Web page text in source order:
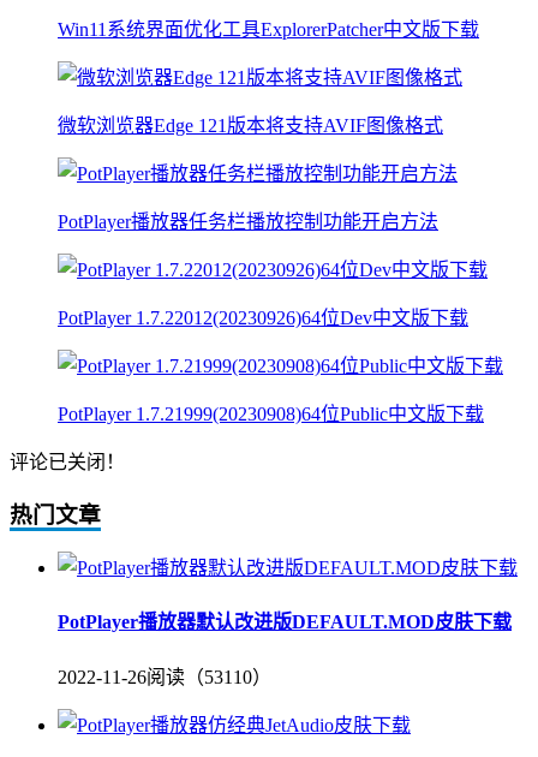
Win11系统界面优化工具ExplorerPatcher中文版下载
微软浏览器Edge 121版本将支持AVIF图像格式
PotPlayer播放器任务栏播放控制功能开启方法
PotPlayer 1.7.22012(20230926)64位Dev中文版下载
PotPlayer 1.7.21999(20230908)64位Public中文版下载
评论已关闭！
热门文章
PotPlayer播放器默认改进版DEFAULT.MOD皮肤下载
2022-11-26阅读（53110）